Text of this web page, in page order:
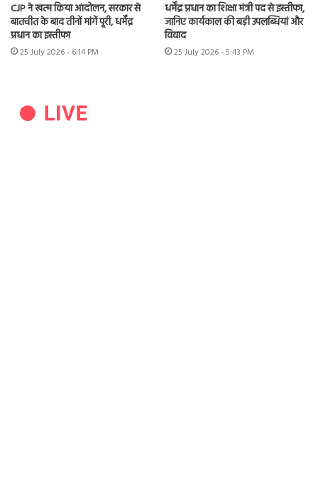
CJP ने खत्म किया आंदोलन, सरकार से
बातचीत के बाद तीनों मांगें पूरी, धर्मेंद्र
प्रधान का इस्तीफा
25 July 2026 - 6:14 PM
धर्मेंद्र प्रधान का शिक्षा मंत्री पद से इस्तीफा,
जानिए कार्यकाल की बड़ी उपलब्धियां और
विवाद
25 July 2026 - 5:43 PM